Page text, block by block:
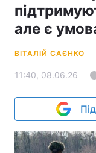
але є
ВІТАЛІЙ САЄНКО
11:40, 08.06.26